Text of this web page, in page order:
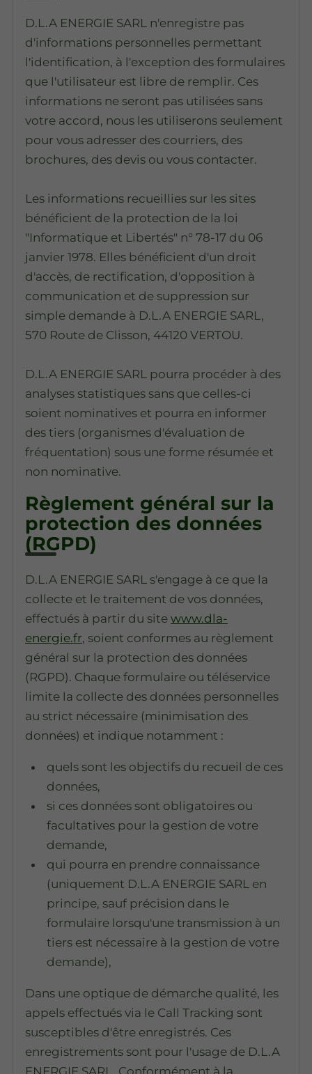
D.L.A ENERGIE SARL n'enregistre pas
d'informations personnelles permettant
l'identification, à l'exception des formulaires
que l'utilisateur est libre de remplir. Ces
informations ne seront pas utilisées sans
votre accord, nous les utiliserons seulement
pour vous adresser des courriers, des
brochures, des devis ou vous contacter.
Les informations recueillies sur les sites
bénéficient de la protection de la loi
"Informatique et Libertés" n° 78-17 du 06
janvier 1978. Elles bénéficient d'un droit
d'accès, de rectification, d'opposition à
communication et de suppression sur
simple demande à D.L.A ENERGIE SARL,
570 Route de Clisson, 44120 VERTOU.
D.L.A ENERGIE SARL pourra procéder à des
analyses statistiques sans que celles-ci
soient nominatives et pourra en informer
des tiers (organismes d'évaluation de
fréquentation) sous une forme résumée et
non nominative.
Règlement général sur la
protection des données
(RGPD)
D.L.A ENERGIE SARL s'engage à ce que la
collecte et le traitement de vos données,
effectués à partir du sitewww.dla-
energie.fr, soient conformes au règlement
général sur la protection des données
(RGPD). Chaque formulaire ou téléservice
limite la collecte des données personnelles
au strict nécessaire (minimisation des
données) et indique notamment :
quels sont les objectifs du recueil de ces
données,
si ces données sont obligatoires ou
facultatives pour la gestion de votre
demande,
qui pourra en prendre connaissance
(uniquement D.L.A ENERGIE SARL en
principe, sauf précision dans le
formulaire lorsqu'une transmission à un
tiers est nécessaire à la gestion de votre
demande),
Dans une optique de démarche qualité, les
appels effectués via le Call Tracking sont
susceptibles d'être enregistrés. Ces
enregistrements sont pour l'usage de D.L.A
ENERGIE SARL. Conformément à la